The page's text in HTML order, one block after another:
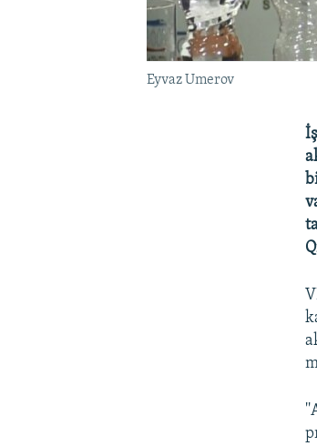
Eyvaz Umerov